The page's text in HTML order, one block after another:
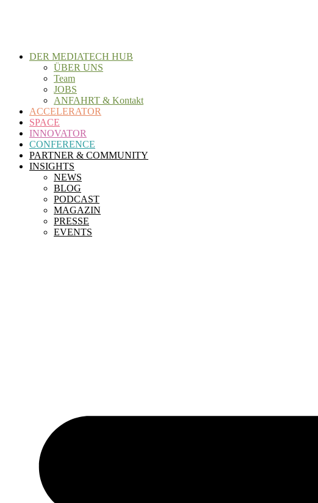
DER MEDIATECH HUB
ÜBER UNS
Team
JOBS
ANFAHRT & Kontakt
ACCELERATOR
SPACE
INNOVATOR
CONFERENCE
PARTNER & COMMUNITY
INSIGHTS
NEWS
BLOG
PODCAST
MAGAZIN
PRESSE
EVENTS